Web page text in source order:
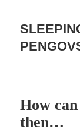
How
then…